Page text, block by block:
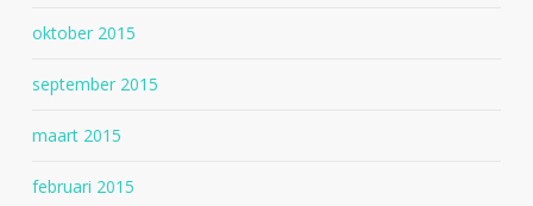
oktober 2015
september 2015
maart 2015
februari 2015